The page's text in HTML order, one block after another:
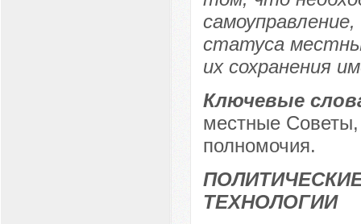
статуса
их сохранения
Ключевые
местные Советы,
полномочия.
ТЕХНОЛОГИИ